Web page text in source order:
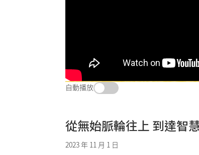
自動播放
從無始脈輪往上 到達智
2023 年 11 月 1 日